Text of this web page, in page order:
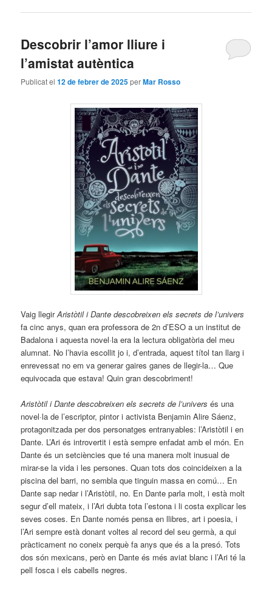
Descobrir l’amor lliure i
l’amistat autèntica
Publicat el12 de febrer de 2025perMar Rosso
Vaig llegirAristòtil i Dante descobreixen els secrets de l’univers
fa cinc anys, quan era professora de 2n d’ESO a un institut de
Badalona i aquesta novel·la era la lectura obligatòria del meu
alumnat. No l’havia escollit jo i, d’entrada, aquest títol tan llarg i
enrevessat no em va generar gaires ganes de llegir-la… Que
equivocada que estava! Quin gran descobriment!
Aristòtil i Dante descobreixen els secrets de l’universés una
novel·la de l’escriptor, pintor i activista Benjamin Alire Sáenz,
protagonitzada per dos personatges entranyables: l’Aristòtil i en
Dante. L’Ari és introvertit i està sempre enfadat amb el món. En
Dante és un setciències que té una manera molt inusual de
mirar-se la vida i les persones. Quan tots dos coincideixen a la
piscina del barri, no sembla que tinguin massa en comú… En
Dante sap nedar i l’Aristòtil, no. En Dante parla molt, i està molt
segur d’ell mateix, i l’Ari dubta tota l’estona i li costa explicar les
seves coses. En Dante només pensa en llibres, art i poesia, i
l’Ari sempre està donant voltes al record del seu germà, a qui
pràcticament no coneix perquè fa anys que és a la presó. Tots
dos són mexicans, però en Dante és més aviat blanc i l’Ari té la
pell fosca i els cabells negres.